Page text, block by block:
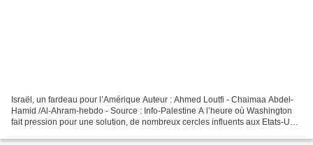
Israël, un fardeau pour l’Amérique Auteur : Ahmed Loutfi - Chaimaa Abdel-
Hamid /Al-Ahram-hebdo - Source : Info-Palestine A l’heure où Washington
fait pression pour une solution, de nombreux cercles influents aux Etats-Unis